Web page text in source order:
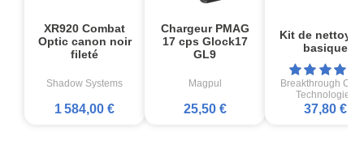
XR920 Combat
Optic canon noir
fileté
Shadow Systems
1 584,00 €
Chargeur PMAG
17 cps Glock17
GL9
Magpul
25,50 €
Kit de
basique
Breakthrough
Technologies
37,80 €